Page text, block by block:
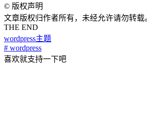
© 版权声明
文章版权归作者所有，未经允许请勿转载
THE END
wordpress主题
# wordpress
喜欢就支持一下吧